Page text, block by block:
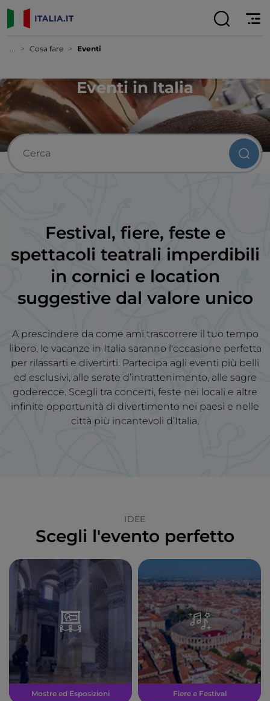
... Cosa fare Eventi
Eventi in Italia
Festival, fiere, feste e
spettacoli teatrali imperdibili
in cornici e location
suggestivedal valore unico
A prescindere da come ami trascorrere il tuo tempo
libero, le vacanze in Italia saranno l'occasione perfetta
per rilassarti e divertirti. Partecipa agli eventi più belli
ed esclusivi, alle serate d’intrattenimento, alle sagre
goderecce. Scegli tra concerti, feste nei locali e altre
infinite opportunità di divertimento nei paesi e nelle
città più incantevoli d’Italia.
IDEE
Scegli l'evento perfetto
Mostre ed Esposizioni Fiere e Festival